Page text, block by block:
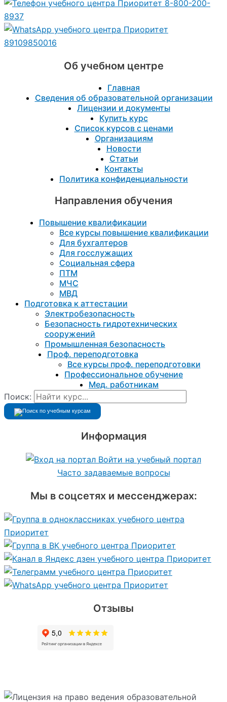
8-800-200-
8937
89109850016
Об учебном центре
Главная
Сведения об образовательной организации
Лицензии и документы
Купить курс
Список курсов с ценами
Организациям
Новости
Статьи
Контакты
Политика конфиденциальности
Направления обучения
Повышение квалификации
Все курсы повышение квалификации
Для бухгалтеров
Для госслужащих
Социальная сфера
ПТМ
МЧС
МВД
Подготовка к aттестации
Электробезопасность
Безопасность гидротехнических
сооружений
Промышленная безопасность
Проф. переподготовка
Все курсы проф. переподготовки
Профессиональное обучение
Мед. работникам
Поиск:
Информация
Войти на учебный портал
Часто задаваемые вопросы
Мы в соцсетях и мессенджерах:
Отзывы